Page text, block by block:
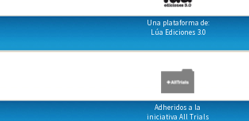
Una plataforma de:
Lúa Ediciones 3.0
Adheridos a la
iniciativa All Trials